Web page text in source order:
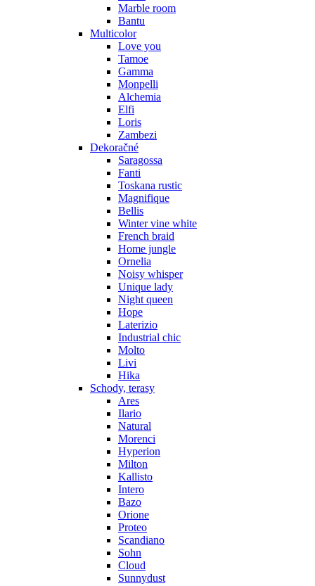
Marble room
Bantu
Multicolor
Love you
Tamoe
Gamma
Monpelli
Alchemia
Elfi
Loris
Zambezi
Dekoračné
Saragossa
Fanti
Toskana rustic
Magnifique
Bellis
Winter vine white
French braid
Home jungle
Ornelia
Noisy whisper
Unique lady
Night queen
Hope
Laterizio
Industrial chic
Molto
Livi
Hika
Schody, terasy
Ares
Ilario
Natural
Morenci
Hyperion
Milton
Kallisto
Intero
Bazo
Orione
Proteo
Scandiano
Sohn
Cloud
Sunnydust